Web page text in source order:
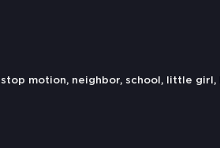
stop motion, neighbor, school , little girl ,